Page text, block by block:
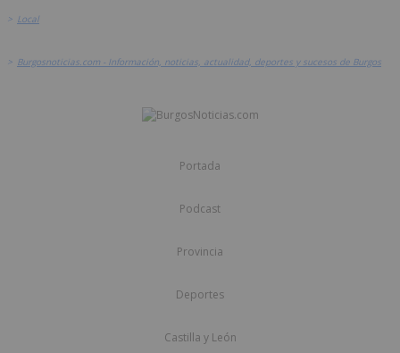
> Local
> Burgosnoticias.com - Información, noticias, actualidad, deportes y sucesos de Burgos
Portada
Podcast
Provincia
Deportes
Castilla y León